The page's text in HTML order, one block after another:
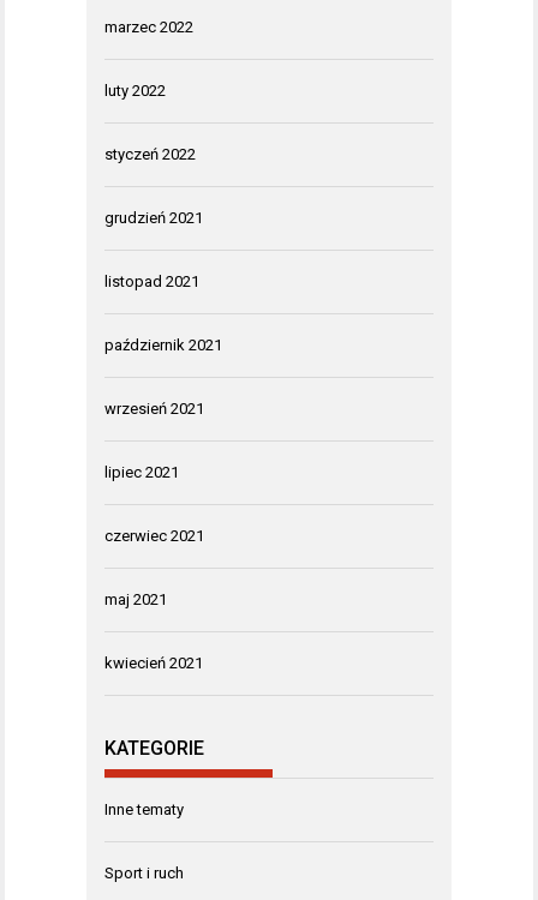
marzec 2022
luty 2022
styczeń 2022
grudzień 2021
listopad 2021
październik 2021
wrzesień 2021
lipiec 2021
czerwiec 2021
maj 2021
kwiecień 2021
KATEGORIE
Inne tematy
Sport i ruch